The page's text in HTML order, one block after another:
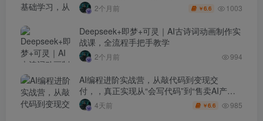
2个月前 ￥6.6 1003
Deepseek+即梦+可灵｜AI古诗词动画制作实
战课，全流程手把手教学
2个月前 994
AI编程进阶实战营，从敲代码到变现交
付，，真正实现从“会写代码”到“售卖AI产品
盈利”的跨越
4天前 ￥6.6 985